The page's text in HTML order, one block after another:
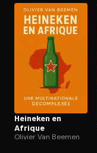
Heineken en
Afrique
Olivier Van Beemen